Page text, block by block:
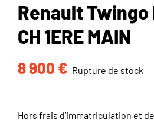
Renault Twingo
CH 1ERE MAIN
8 900 € Rupture de stock
Hors frais d’immatriculation et